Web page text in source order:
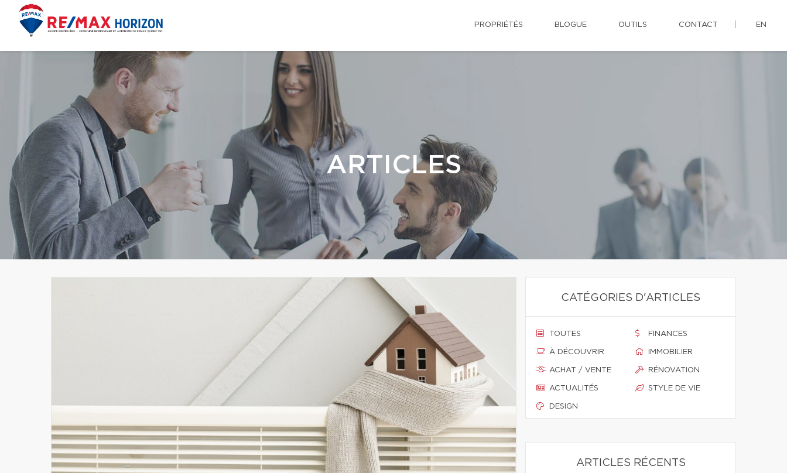
PROPRIÉTÉS BLOGUE OUTILS CONTACT EN
ARTICLES
CATÉGORIES D'ARTICLES
TOUTES
À DÉCOUVRIR
ACHAT / VENTE
ACTUALITÉS
DESIGN
FINANCES
IMMOBILIER
RÉNOVATION
STYLE DE VIE
ARTICLES RÉCENTS